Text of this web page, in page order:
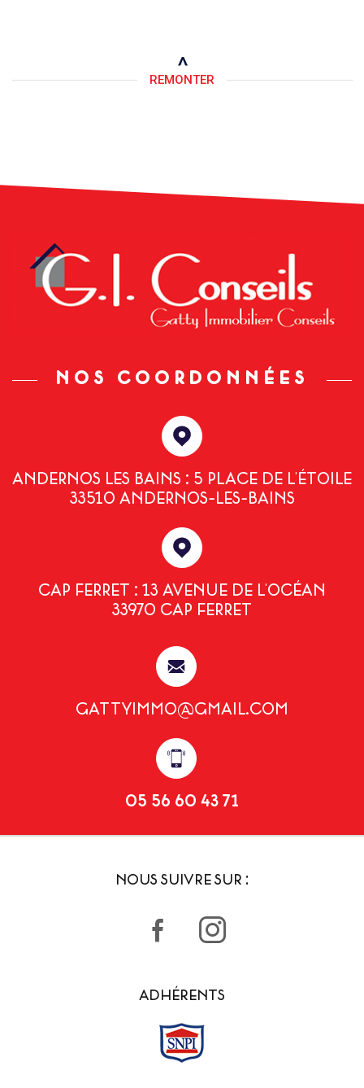
REMONTER
NOS COORDONNÉES
ANDERNOS LES BAINS : 5 PLACE DE L'ÉTOILE
33510 ANDERNOS-LES-BAINS
CAP FERRET : 13 AVENUE DE L'OCÉAN
33970 CAP FERRET
GATTYIMMO@GMAIL.COM
05 56 60 43 71
NOUS SUIVRE SUR :
ADHÉRENTS